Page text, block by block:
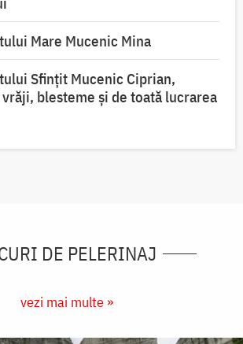
Mare Mucenic Mina
Sfințit Mucenic Ciprian,
blesteme și de toată lucrarea
DE PELERINAJ
vezi mai multe »